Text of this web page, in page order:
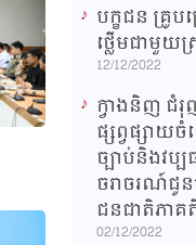
បក្ខជន គ្រូ
ថ្លើមជាមួយ
12/12/2022
ក្វាងនិញ ជំ
ផ្សព្វផ្សាយ
ច្បាប់និងវប្
ចរាចរណ៍ជូន
ជនជាតិភាគ
02/12/2022